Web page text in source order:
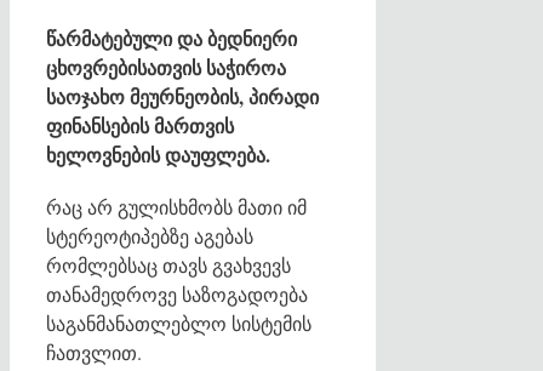
წარმატებული და ბედნიერი
ცხოვრებისათვის საჭიროა
საოჯახო მეურნეობის, პირადი
ფინანსების მართვის
ხელოვნების დაუფლება.
რაც არ გულისხმობს მათი იმ
სტერეოტიპებზე აგებას
რომლებსაც თავს გვახვევს
თანამედროვე საზოგადოება
საგანმანათლებლო სისტემის
ჩათვლით.